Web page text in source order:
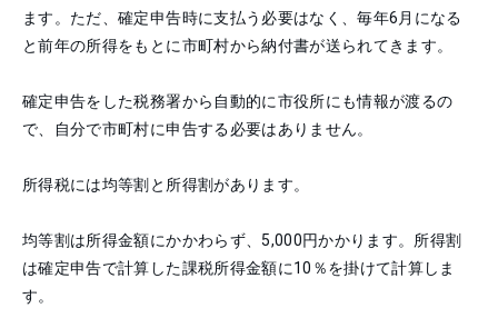
ます。ただ、確定申告時に支払う必要はなく、毎年6月になる
と前年の所得をもとに市町村から納付書が送られてきます。
確定申告をした税務署から自動的に市役所にも情報が渡るの
で、自分で市町村に申告する必要はありません。
所得税には均等割と所得割があります。
均等割は所得金額にかかわらず、5,000円かかります。所得割
は確定申告で計算した課税所得金額に10％を掛けて計算しま
す。